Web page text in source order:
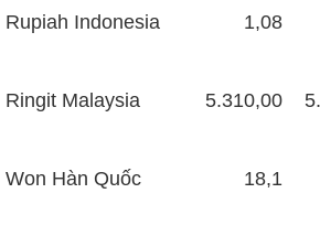
Rupiah Indonesia 1,08
Ringit Malaysia 5.310,00
Won Hàn Quốc 18,1